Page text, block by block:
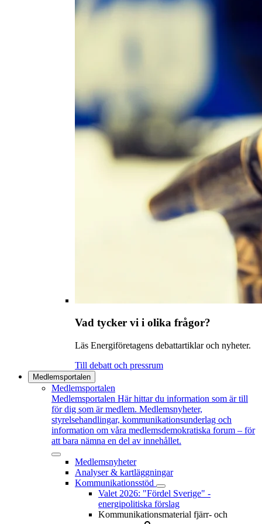
Vad tycker vi i olika frågor?
Läs Energiföretagens debattartiklar och nyheter.
Till debatt och pressrum
Medlemsportalen
Medlemsportalen
Medlemsportalen Här hittar du information som är till
för dig som är medlem. Medlemsnyheter,
styrelsehandlingar, kommunikationsunderlag och
information om våra medlemsdemokratiska forum – för
att bara nämna en del av innehållet.
Medlemsnyheter
Analyser & kartläggningar
Kommunikationsstöd
Valet 2026: "Fördel Sverige" -
energipolitiska förslag
Kommunikationsmaterial fjärr- och